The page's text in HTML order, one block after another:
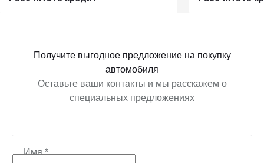
Получите выгодное предложение на покупку
автомобиля
Оставьте ваши контакты и мы расскажем о
специальных предложениях
Имя*